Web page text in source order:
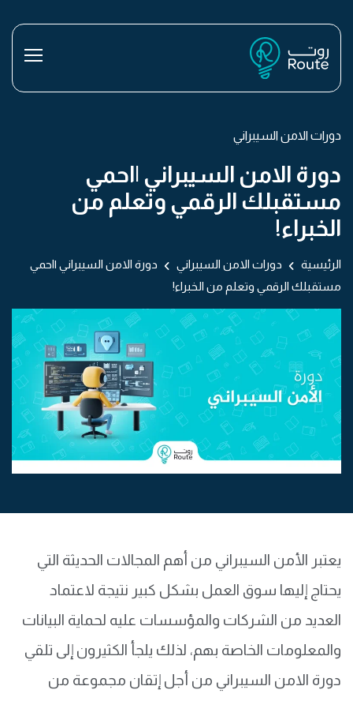
دورات الامن السيبراني
دورة الامن السيبراني |احمي
مستقبلك الرقمي وتعلم من
الخبراء!
الرئيسية دورات الامن السيبراني
دورة الامن السيبراني |احمي
مستقبلك الرقمي وتعلم من الخبراء!
يعتبر الأمن السيبراني من أهم المجالات الحديثة التي
يحتاج إليها سوق العمل بشكل كبير نتيجة لاعتماد
العديد من الشركات والمؤسسات عليه لحماية البيانات
والمعلومات الخاصة بهم، لذلك يلجأ الكثيرون إلى تلقي
دورة الامن السيبراني من أجل إتقان مجموعة من